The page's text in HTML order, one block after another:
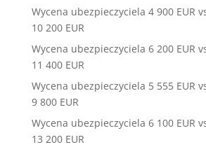
Wycena ubezpieczyciela 4 900 EUR
10 200 EUR
Wycena ubezpieczyciela 6 200 EUR
11 400 EUR
Wycena ubezpieczyciela 5 555 EUR
9 800 EUR
Wycena ubezpieczyciela 6 100 EUR
13 200 EUR